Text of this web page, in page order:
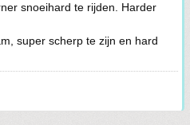
snoeihard te rijden. Harder
super scherp te zijn en hard